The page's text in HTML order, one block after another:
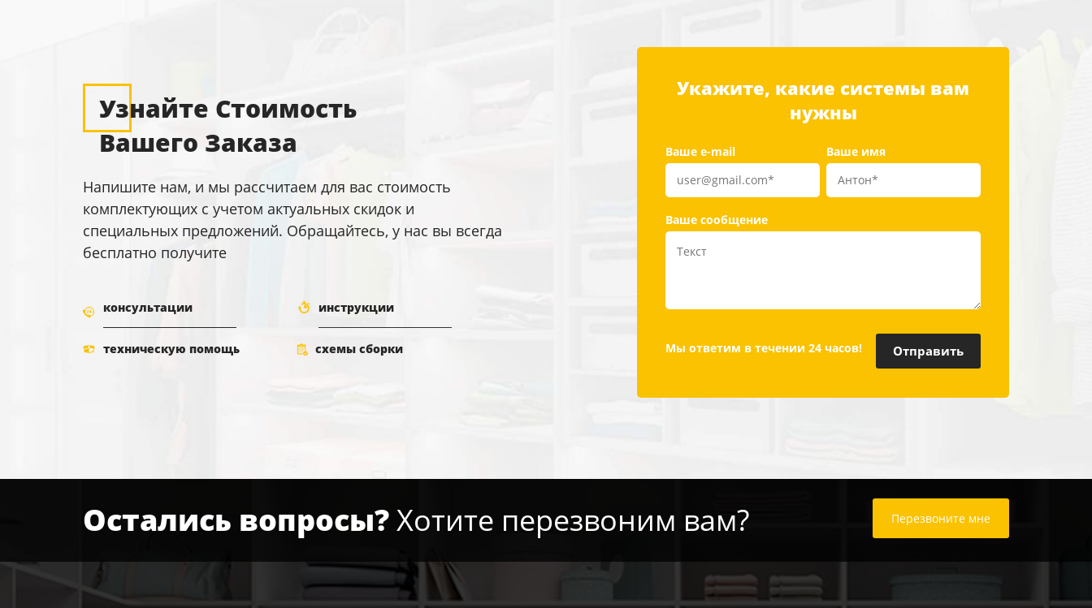
Узнайте Стоимость
Вашего Заказа
Напишите нам, и мы рассчитаем для вас стоимость
комплектующих с учетом актуальных скидок и
специальных предложений. Обращайтесь, у нас вы всегда
бесплатно получите
консультации инструкции
техническую помощь схемы сборки
Укажите, какие системы вам
нужны
Ваше имя
Ваше e-mail
Ваше сообщение
Мы ответим в течении 24 часов!
Остались вопросы?Хотите перезвоним вам? Перезвоните мне